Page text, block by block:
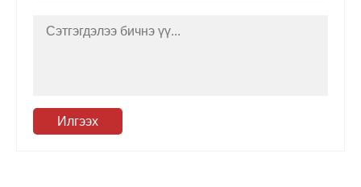
Илгээх